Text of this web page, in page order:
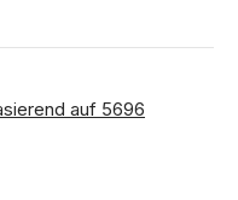
auf 5696